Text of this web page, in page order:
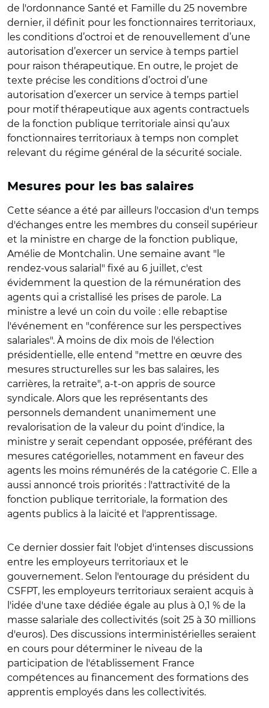
de l'ordonnance Santé et Famille du 25 novembre
dernier, il définit pour les fonctionnaires territoriaux,
les conditions d’octroi et de renouvellement d’une
autorisation d’exercer un service à temps partiel
pour raison thérapeutique. En outre, le projet de
texte précise les conditions d’octroi d’une
autorisation d’exercer un service à temps partiel
pour motif thérapeutique aux agents contractuels
de la fonction publique territoriale ainsi qu’aux
fonctionnaires territoriaux à temps non complet
relevant du régime général de la sécurité sociale.
Mesures pour les bas salaires
Cette séance a été par ailleurs l'occasion d'un temps
d'échanges entre les membres du conseil supérieur
et la ministre en charge de la fonction publique,
Amélie de Montchalin. Une semaine avant "le
rendez-vous salarial" fixé au 6 juillet, c'est
évidemment la question de la rémunération des
agents qui a cristallisé les prises de parole. La
ministre a levé un coin du voile : elle rebaptise
l'événement en "conférence sur les perspectives
salariales". À moins de dix mois de l'élection
présidentielle, elle entend "mettre en œuvre des
mesures structurelles sur les bas salaires, les
carrières, la retraite", a-t-on appris de source
syndicale. Alors que les représentants des
personnels demandent unanimement une
revalorisation de la valeur du point d'indice, la
ministre y serait cependant opposée, préférant des
mesures catégorielles, notamment en faveur des
agents les moins rémunérés de la catégorie C. Elle a
aussi annoncé trois priorités : l'attractivité de la
fonction publique territoriale, la formation des
agents publics à la laïcité et l'apprentissage.
Ce dernier dossier fait l'objet d'intenses discussions
entre les employeurs territoriaux et le
gouvernement. Selon l'entourage du président du
CSFPT, les employeurs territoriaux seraient acquis à
l'idée d'une taxe dédiée égale au plus à 0,1 % de la
masse salariale des collectivités (soit 25 à 30 millions
d'euros). Des discussions interministérielles seraient
en cours pour déterminer le niveau de la
participation de l'établissement France
compétences au financement des formations des
apprentis employés dans les collectivités.